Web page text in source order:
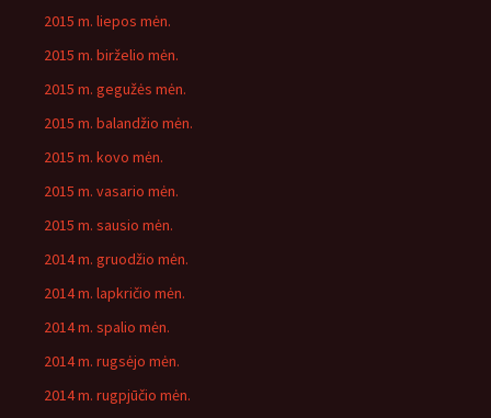
2015 m. liepos mėn.
2015 m. birželio mėn.
2015 m. gegužės mėn.
2015 m. balandžio mėn.
2015 m. kovo mėn.
2015 m. vasario mėn.
2015 m. sausio mėn.
2014 m. gruodžio mėn.
2014 m. lapkričio mėn.
2014 m. spalio mėn.
2014 m. rugsėjo mėn.
2014 m. rugpjūčio mėn.